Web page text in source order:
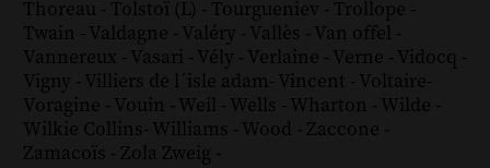
Thoreau - Tolstoï (L) - Tourgueniev - Trollope -
Twain - Valdagne - Valéry - Vallès - Van offel -
Vannereux - Vasari - Vély - Verlaine - Verne - Vidocq -
Vigny - Villiers de l´isle adam- Vincent - Voltaire-
Voragine - Vouin - Weil - Wells - Wharton - Wilde -
Wilkie Collins- Williams - Wood - Zaccone -
Zamacoïs - Zola Zweig -